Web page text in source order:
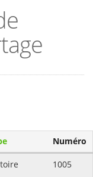
Numéro
1005